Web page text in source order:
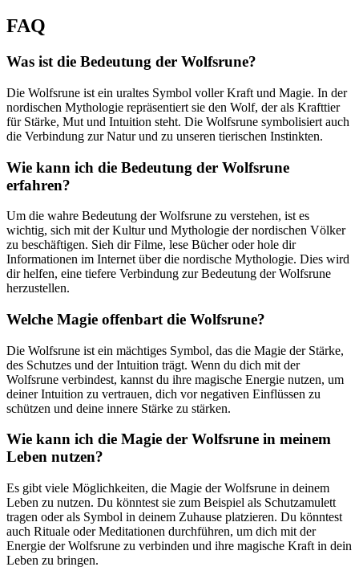
FAQ
Was ist die Bedeutung ‌der Wolfsrune?
Die Wolfsrune ist​ ein uraltes Symbol voller Kraft und ‌Magie.‌ In der
nordischen Mythologie repräsentiert sie den Wolf, der als Krafttier
für Stärke, Mut ‌und Intuition steht. Die⁤ Wolfsrune symbolisiert auch⁤
die Verbindung zur Natur und‍ zu⁣ unseren tierischen Instinkten.
Wie kann ich die Bedeutung⁤ der Wolfsrune
erfahren?
Um die wahre Bedeutung der Wolfsrune zu verstehen, ist es
wichtig, sich mit der Kultur und Mythologie der nordischen Völker
zu beschäftigen.⁣ Sieh⁤ dir Filme,⁢ lese ⁤Bücher​ oder hole dir
Informationen im Internet​ über⁤ die nordische Mythologie. Dies wird
dir helfen, ‌eine tiefere Verbindung zur Bedeutung der Wolfsrune
⁤herzustellen.
Welche Magie offenbart die Wolfsrune?
Die Wolfsrune ‍ist ‌ein​ mächtiges Symbol, das die‍ Magie der Stärke,
des Schutzes und ⁣der ⁢Intuition trägt. Wenn du dich mit⁣ der
Wolfsrune ​verbindest, kannst ⁤du ihre magische Energie⁣ nutzen, um
deiner Intuition zu⁤ vertrauen, ⁢dich vor ⁢negativen Einflüssen zu
schützen und deine innere ⁣Stärke zu stärken.
Wie kann ich die⁣ Magie ⁣der Wolfsrune in meinem‌
Leben ⁣nutzen?
Es gibt viele Möglichkeiten, die Magie ⁣der Wolfsrune in deinem
Leben zu nutzen. Du könntest​ sie zum Beispiel als Schutzamulett
tragen oder als Symbol in deinem Zuhause platzieren. Du könntest
auch Rituale oder‌ Meditationen durchführen, um ‌dich mit der
⁤Energie ⁣der‍ Wolfsrune‌ zu verbinden und ⁤ihre magische Kraft in‌ dein
Leben zu bringen.